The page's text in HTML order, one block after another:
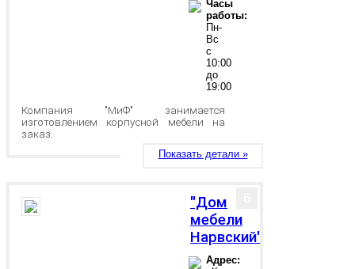
Часы
работы:
Пн-
Вс
с
10:00
до
19:00
Компания "МиФ" занимается
изготовлением корпусной мебели на
заказ.
Показать детали »
"Дом
мебели
Нарвский"
Адрес: